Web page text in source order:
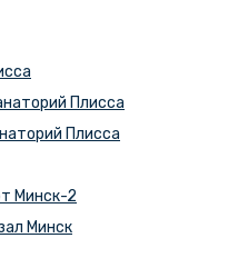
Плисса
Плисса
Минск-2
Минск